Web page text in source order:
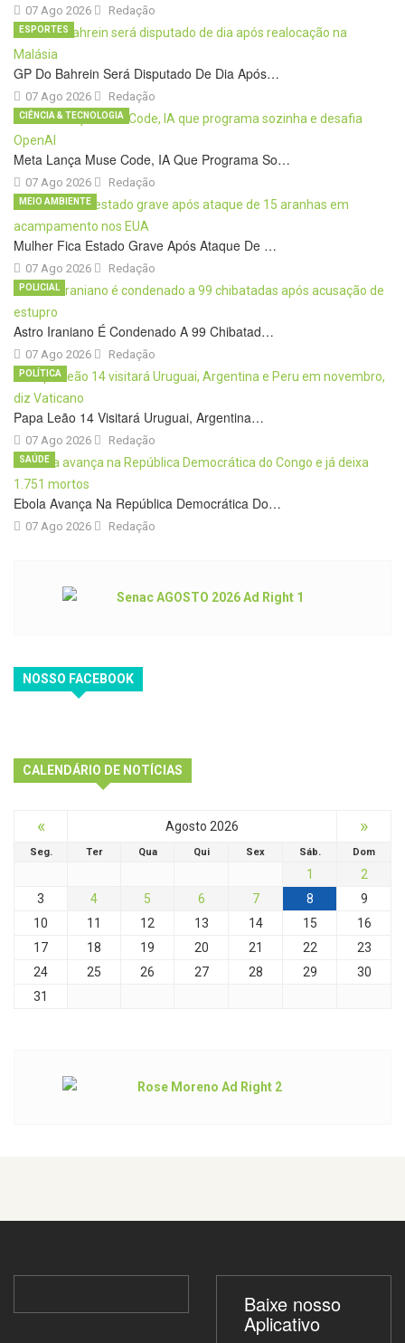
07 Ago 2026 Redação
GP Do Bahrein Será Disputado De Dia Após…
07 Ago 2026
ESPORTES
Redação
Meta Lança Muse Code, IA Que Programa So…
07 Ago 2026
CIÊNCIA & TECNOLOGIA
Redação
Mulher Fica Estado Grave Após Ataque De …
07 Ago 2026
MEIO AMBIENTE
Redação
Astro Iraniano É Condenado A 99 Chibatad…
07 Ago 2026
POLICIAL
Redação
Papa Leão 14 Visitará Uruguai, Argentina…
07 Ago 2026
POLÍTICA
Redação
Ebola Avança Na República Democrática Do…
07 Ago 2026
SAÚDE
Redação
NOSSO FACEBOOK
CALENDÁRIO DE NOTÍCIAS
« Agosto 2026 »
Seg. Ter Qua Qui Sex Sáb. Dom
1
2
3
4 5 6 7 8
9
10
11 12 13 14 15
16
17
18 19 20 21 22
23
24
25 26 27 28 29
30
31
Baixe nosso
Aplicativo